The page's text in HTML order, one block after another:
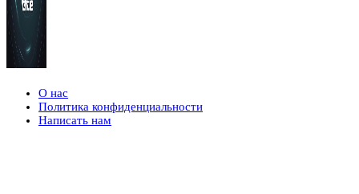
О нас
Политика конфиденциальности
Написать нам